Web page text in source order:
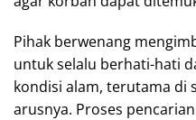
Pihak berwenang
untuk selalu berhati-hati
kondisi alam, terutama di
arusnya. Proses